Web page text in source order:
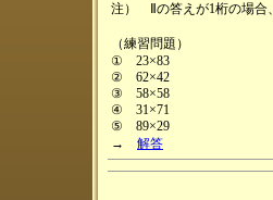
注） Ⅱの答えが1桁の場合
（練習問題）
① 23×83
② 62×42
③ 58×58
④ 31×71
⑤ 89×29
→ 解答